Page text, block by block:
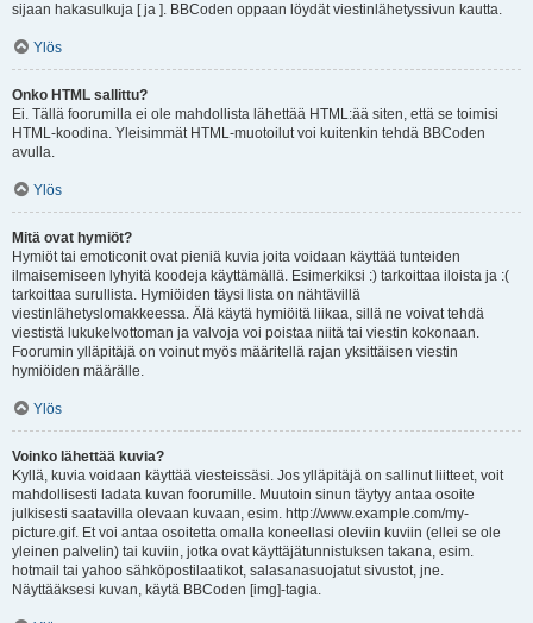
sijaan hakasulkuja [ ja ]. BBCoden oppaan löydät viestinlähetyssivun kautta.
Ylös
Onko HTML sallittu?
Ei. Tällä foorumilla ei ole mahdollista lähettää HTML:ää siten, että se toimisi
HTML-koodina. Yleisimmät HTML-muotoilut voi kuitenkin tehdä BBCoden
avulla.
Ylös
Mitä ovat hymiöt?
Hymiöt tai emoticonit ovat pieniä kuvia joita voidaan käyttää tunteiden
ilmaisemiseen lyhyitä koodeja käyttämällä. Esimerkiksi :) tarkoittaa iloista ja :(
tarkoittaa surullista. Hymiöiden täysi lista on nähtävillä
viestinlähetyslomakkeessa. Älä käytä hymiöitä liikaa, sillä ne voivat tehdä
viestistä lukukelvottoman ja valvoja voi poistaa niitä tai viestin kokonaan.
Foorumin ylläpitäjä on voinut myös määritellä rajan yksittäisen viestin
hymiöiden määrälle.
Ylös
Voinko lähettää kuvia?
Kyllä, kuvia voidaan käyttää viesteissäsi. Jos ylläpitäjä on sallinut liitteet, voit
mahdollisesti ladata kuvan foorumille. Muutoin sinun täytyy antaa osoite
julkisesti saatavilla olevaan kuvaan, esim. http://www.example.com/my-
picture.gif. Et voi antaa osoitetta omalla koneellasi oleviin kuviin (ellei se ole
yleinen palvelin) tai kuviin, jotka ovat käyttäjätunnistuksen takana, esim.
hotmail tai yahoo sähköpostilaatikot, salasanasuojatut sivustot, jne.
Näyttääksesi kuvan, käytä BBCoden [img]-tagia.